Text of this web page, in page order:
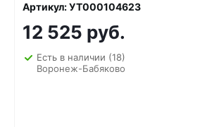
Артикул: УТ000104623
12 525 руб.
Есть в наличии (18)
Воронеж-Бабяково